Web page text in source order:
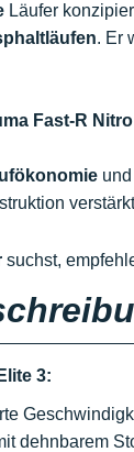
Läufer
. Er
Fast-R
suchst,
3:
dehnbarem